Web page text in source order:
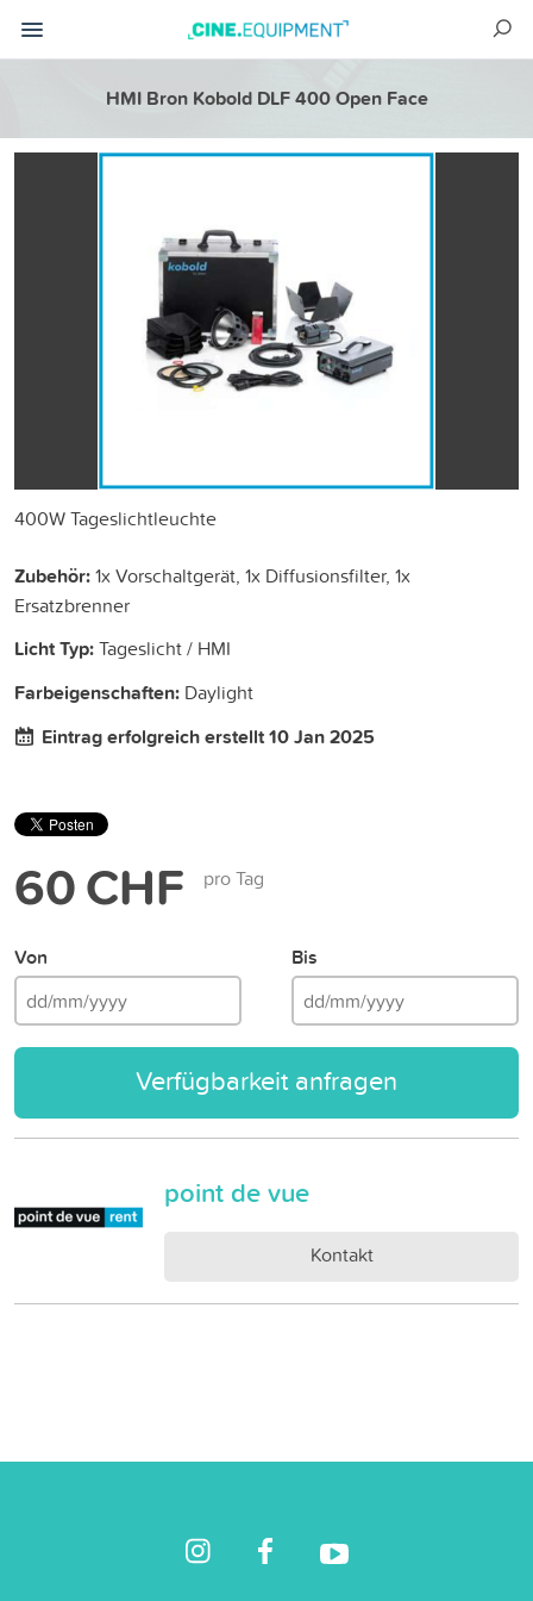
HMI Bron Kobold DLF 400 Open Face
400W Tageslichtleuchte
Zubehör:1x Vorschaltgerät, 1x Diffusionsfilter, 1x
Ersatzbrenner
Licht Typ:Tageslicht / HMI
Farbeigenschaften: Daylight
Eintrag erfolgreich erstellt 10 Jan 2025
60 CHF pro Tag
Von Bis
Verfügbarkeit anfragen
point de vue
Kontakt